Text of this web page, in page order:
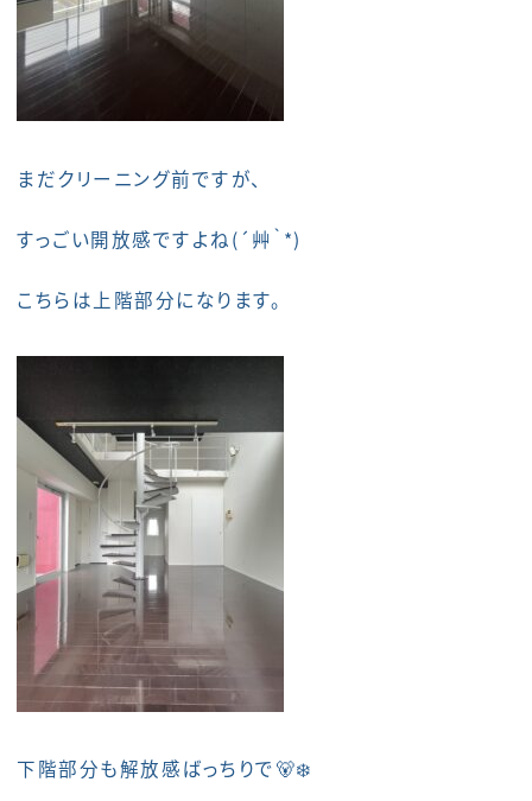
まだクリーニング前ですが、
すっごい開放感ですよね(´艸｀*)
こちらは上階部分になります。
下階部分も解放感ばっちりで🐻‍❄️